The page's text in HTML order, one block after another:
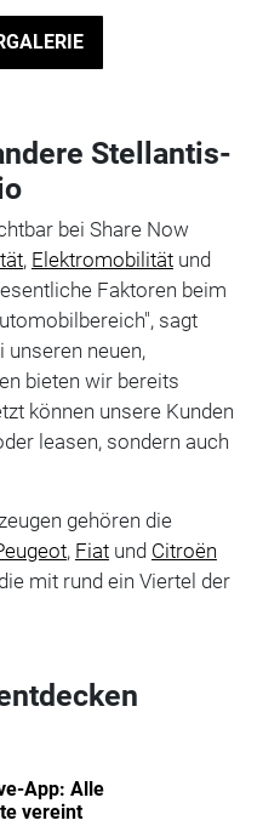
Stellantis-
bei Share Now
, Elektromobilitätund
Faktoren beim
sagt
unseren neuen,
bieten wir bereits
können unsere Kunden
leasen, sondern auch
gehören die
, Fiatund Citroën
mit rund ein Viertel der
App: Alle
vereint